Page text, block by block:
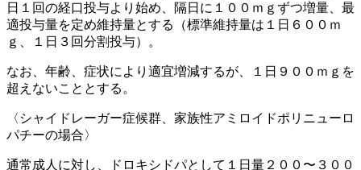
日１回の経口投与より始め、隔日に１００ｍｇずつ増量、最
適投与量を定め維持量とする（標準維持量は１日６００ｍ
ｇ、１日３回分割投与）。
なお、年齢、症状により適宜増減するが、１日９００ｍｇを
超えないこととする。
〈シャイドレーガー症候群、家族性アミロイドポリニューロ
パチーの場合〉
通常成人に対し、ドロキシドパとして１日量２００〜３００